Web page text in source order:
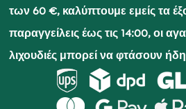
των 60 €, καλύπτουμε εμείς τα
παραγγείλεις έως τις 14:00, οι
λιχουδιές μπορεί να φτάσουν